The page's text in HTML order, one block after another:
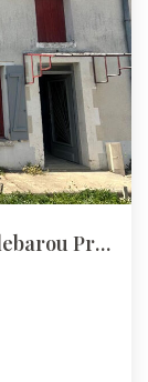
À Vendre : Maison À Rénover À Villebarou Proche Des...